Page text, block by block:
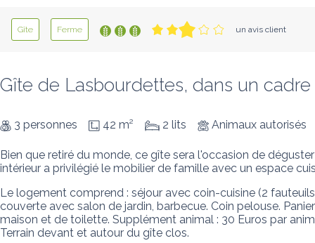
Gîte Ferme un avis client
Gîte de Lasbourdettes, dans un cadre
3 personnes 42 m² 2 lits Animaux autorisés
Bien que retiré du monde, ce gîte sera l'occasion de
intérieur a privilégié le mobilier de famille avec un espace
Le logement comprend : séjour avec coin-cuisine (2
couverte avec salon de jardin, barbecue. Coin pelouse.
maison et de toilette. Supplément animal : 30 Euros par
Terrain devant et autour du gîte clos.